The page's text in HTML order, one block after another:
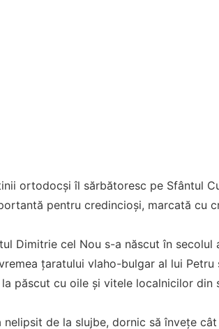
ortodocşi îl sărbătoresc pe Sfântul
pentru credincioși, marcată cu
Dimitrie cel Nou s-a născut în secolul
țaratului vlaho-bulgar al lui
păscut cu oile și vitele localnicilor din
de la slujbe, dornic să învețe